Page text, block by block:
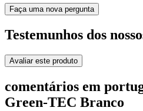
Faça uma nova pergunta
Testemunhos dos
Avaliar este produto
comentários em
Green-TEC Branco